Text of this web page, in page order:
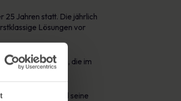
Jahren statt. Die jährlich
Lösungen vor
Ausstellern offen, die im
Compliance wird seine